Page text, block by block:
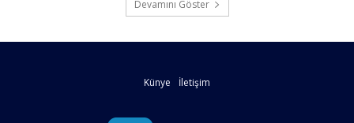
Devamını Göster
Künye İletişim